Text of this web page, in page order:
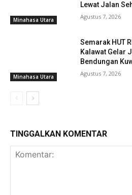
Minahasa Utara
Lewat Jalan
Agustus 7, 2026
Minahasa Utara
Semarak HUT
Kalawat Gelar
Bendungan
Agustus 7, 2026
TINGGALKAN KOMENTAR